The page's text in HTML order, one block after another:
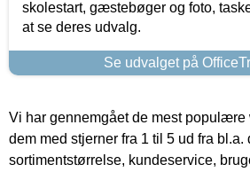
skolestart, gæstebøger og foto,
at se deres udvalg.
Se udvalget på
Vi har gennemgået de mest populære
dem med stjerner fra 1 til 5 ud fra bl.a.
sortimentstørrelse, kundeservice,